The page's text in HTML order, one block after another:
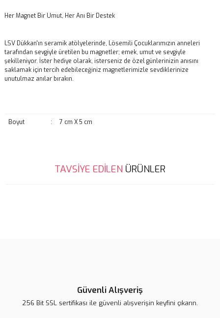
Her Magnet Bir Umut, Her Anı Bir Destek
LSV Dükkan'ın seramik atölyelerinde, Lösemili Çocuklarımızın anneleri
tarafından sevgiyle üretilen bu magnetler; emek, umut ve sevgiyle
şekilleniyor. İster hediye olarak, isterseniz de özel günlerinizin anısını
saklamak için tercih edebileceğiniz magnetlerimizle sevdiklerinize
unutulmaz anılar bırakın.
Boyut : 7 cm X 5 cm
Bu ürünün fiyat bilgisi, resim, ürün açıklamalarında ve diğer
konularda yetersiz gördüğünüz noktaları öneri formunu kullanarak
TAVSİYE EDİLEN ÜRÜNLER
Güvenli Alışveriş
256 Bit SSL sertifikası ile güvenli alışverişin keyfini çıkarın.